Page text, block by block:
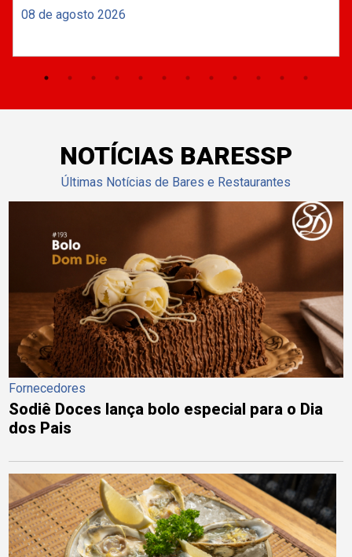
08 de agosto 2026
NOTÍCIAS BARESSP
Últimas Notícias de Bares e Restaurantes
Fornecedores
Sodiê Doces lança bolo especial para o Dia
dos Pais